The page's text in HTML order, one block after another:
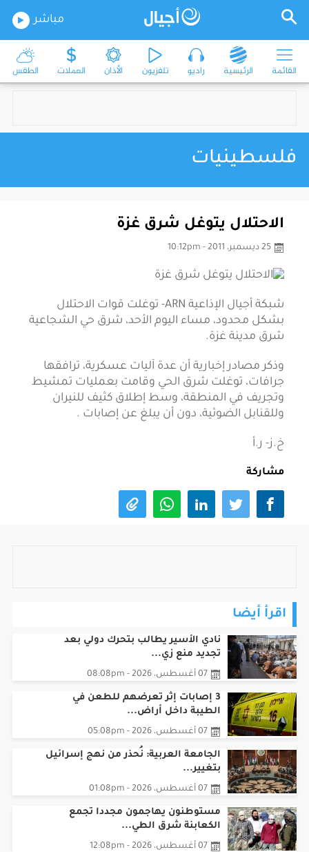
مباشر
القائمة الرئيسية راديو تلفزيون الأذان العملات الطقس
فلسطينيات
الاحتلال يتوغل شرق غزة
25 ديسمبر، 2011 - 10:12pm
شبكة أجيال الإذاعية ARN- توغلت قوات الاحتلال
بشكل محدود، مساء اليوم الأحد، شرق حي الشجاعية
شرق مدينة غزة.
وذكر مصادر إخبارية أن عدة آليات عسكرية، ترافقها
جرافات، توغلت شرق الحي وقامت بعمليات تمشيط
وتجريف في المنطقة، وسط إطلاق كثيف للنيران
وللقنابل الضوئية، دون أن يبلغ عن إصابات .
خ.ز- ر.أ
مشاركة
اقرأ أيضا
نادي الأسير يطالب بتحرك دولي بعد
تجديد منع زي...
07 أغسطس، 2026 - 08:08pm
3 إصابات إثر تعرضهم للطعن في
الطيبة داخل أراض...
07 أغسطس، 2026 - 05:08pm
الجامعة العربية: نُحذر من نهج إسرائيل
بتغيير...
07 أغسطس، 2026 - 01:08pm
مستوطنون يهاجمون مجددا تجمع
الكعابنة شرق الطي...
07 أغسطس، 2026 - 12:08pm